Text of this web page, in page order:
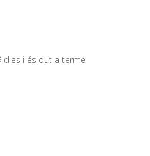
dies i és dut a terme